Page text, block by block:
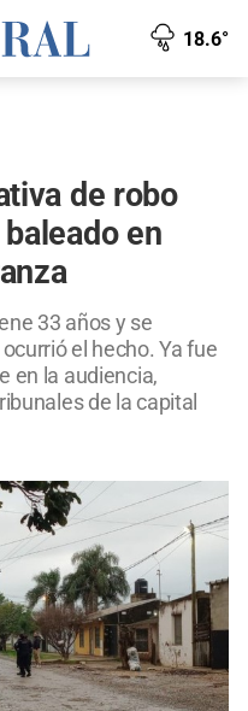
18.6°
de robo
en
33 años y se
el hecho. Ya fue
en la audiencia,
de la capital